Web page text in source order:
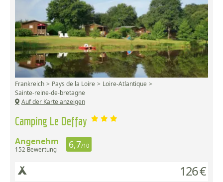
Camping Le Deffay
Frankreich Pays de la Loire
Loire-Atlantique
Sainte-reine-de-bretagne
Auf der Karte anzeigen
Angenehm
152 Bewertung 6,7/10
126 €